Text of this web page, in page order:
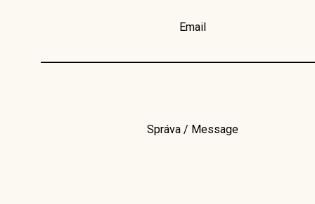
Email
Správa / Message